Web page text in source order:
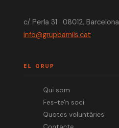
c/ Perla 31 · 08012, Barcelona
info@grupbarnils.cat
EL GRUP
Qui som
Fes-te'n soci
Quotes voluntàries